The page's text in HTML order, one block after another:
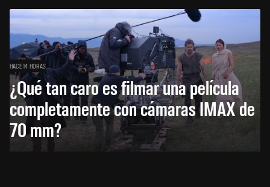
HACE 14 HORAS
¿Qué tan caro es filmar una película
completamente con cámaras IMAX de
70 mm?